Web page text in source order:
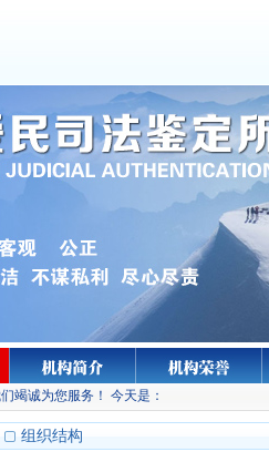
竭诚为您服务！ 今天是：
组织结构